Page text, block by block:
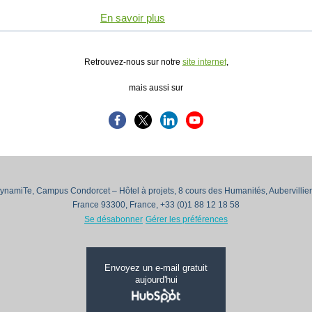
En savoir plus
Retrouvez-nous sur notre site internet,
mais aussi sur
Campus Condorcet – Hôtel à projets, 8 cours des Humanités,
France 93300, France, +33 (0)1 88 12 18 58
Se désabonner Gérer les préférences
Envoyez un e-mail gratuit
aujourd'hui